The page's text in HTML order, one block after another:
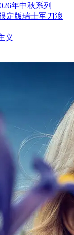
年中秋系列
定版瑞士军刀浪
义